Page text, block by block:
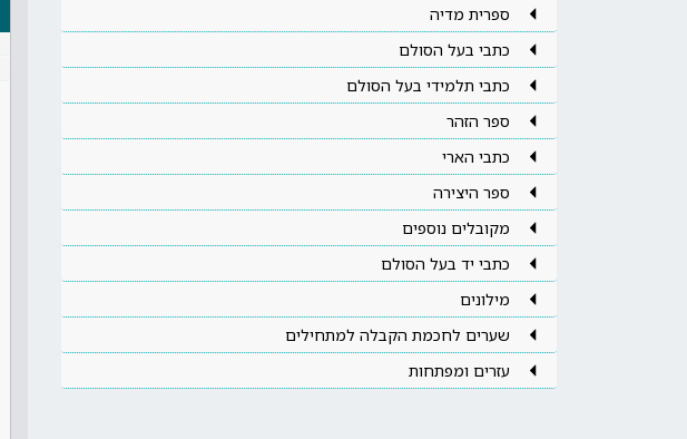
ספרית מדיה
כתבי בעל הסולם
כתבי תלמידי בעל הסולם
ספר הזהר
כתבי הארי
ספר היצירה
מקובלים נוספים
כתבי יד בעל הסולם
מילונים
שערים לחכמת הקבלה למתחילים
עזרים ומפתחות